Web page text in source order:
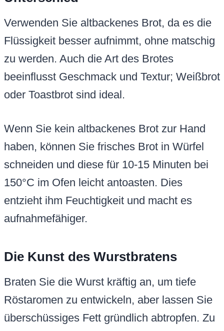
Verwenden Sie altbackenes Brot, da es die
Flüssigkeit besser aufnimmt, ohne matschig
zu werden. Auch die Art des Brotes
beeinflusst Geschmack und Textur; Weißbrot
oder Toastbrot sind ideal.
Wenn Sie kein altbackenes Brot zur Hand
haben, können Sie frisches Brot in Würfel
schneiden und diese für 10-15 Minuten bei
150°C im Ofen leicht antoasten. Dies
entzieht ihm Feuchtigkeit und macht es
aufnahmefähiger.
Die Kunst des Wurstbratens
Braten Sie die Wurst kräftig an, um tiefe
Röstaromen zu entwickeln, aber lassen Sie
überschüssiges Fett gründlich abtropfen. Zu